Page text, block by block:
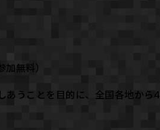
無料）
あうことを目的に、全国各地か